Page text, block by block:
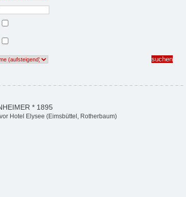
* 1895
Hotel Elysee (Eimsbüttel, Rotherbaum)